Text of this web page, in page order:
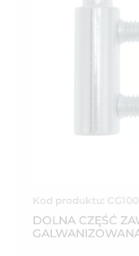
Kod produktu:
DOLNA CZĘŚĆ